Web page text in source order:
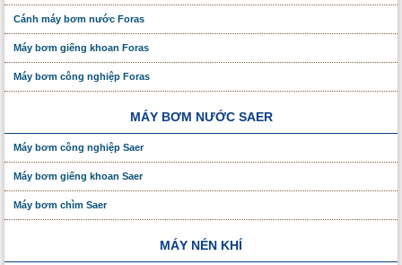
Cánh máy bơm nước Foras
Máy bơm giếng khoan Foras
Máy bơm công nghiệp Foras
MÁY BƠM NƯỚC SAER
Máy bơm công nghiệp Saer
Máy bơm giếng khoan Saer
Máy bơm chìm Saer
MÁY NÉN KHÍ